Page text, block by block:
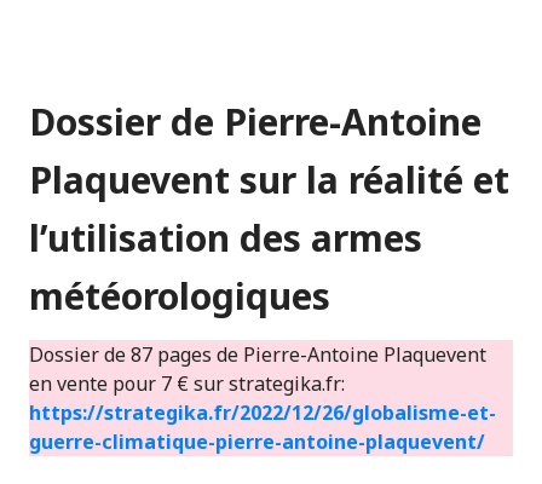
Dossier de Pierre-Antoine
Plaquevent sur la réalité et
l’utilisation des armes
météorologiques
Dossier de 87 pages de Pierre-Antoine Plaquevent
en vente pour 7 € sur strategika.fr:
https://strategika.fr/2022/12/26/globalisme-et-
guerre-climatique-pierre-antoine-plaquevent/